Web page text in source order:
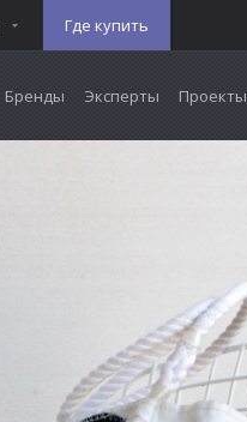
Где купить
Бренды Эксперты Проекты